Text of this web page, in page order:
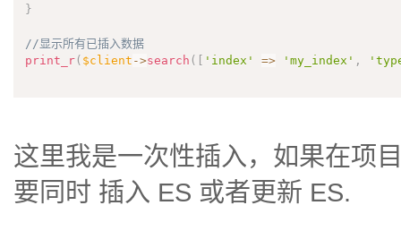
}
//显示所有已插入数据
print_r( $client ->search ( [ 'index' => 'my_index' ,
这里我是一次性插入，如果在项
要同时 插入 ES 或者更新 ES.